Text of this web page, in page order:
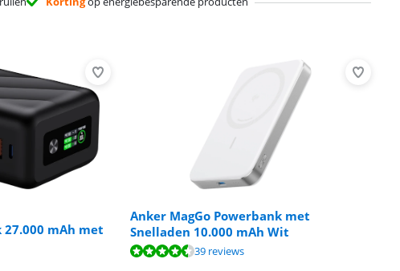
mAh met
Anker MagGo Powerbank met
Snelladen 10.000 mAh Wit
39 reviews